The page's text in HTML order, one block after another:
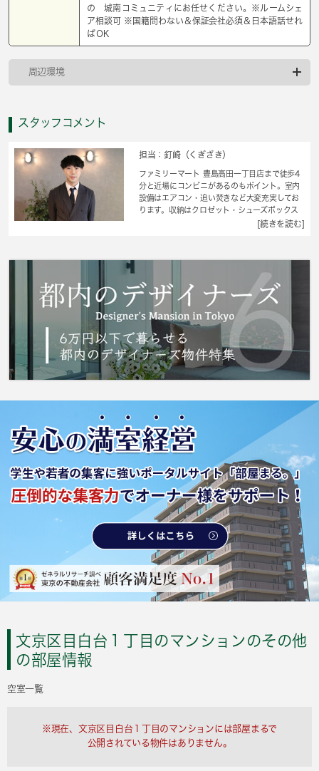
の 城南コミュニティにお任せください。※ルームシェ
ア相談可 ※国籍問わない＆保証会社必須＆日本語話せれ
ばОK
周辺環境
スタッフコメント
担当：釘崎（くぎざき）
ファミリーマート 豊島高田一丁目店まで徒歩4
分と近場にコンビニがあるのもポイント。室内
設備はエアコン・追い焚きなど大変充実してお
ります。収納はクロゼット・シューズボックス
など豊富なので、広々と空間を利用することも
理を楽しみたい方は、1DKをご検討下さい。副
ない暮らしができるでしょう。まずは 城南コ
ミュニティにお問い合わせください。
[続きを読む]
文京区目白台１丁目のマンションのその他
の部屋情報
空室一覧
※現在、文京区目白台１丁目のマンションには部屋まるで
公開されている物件はありません。